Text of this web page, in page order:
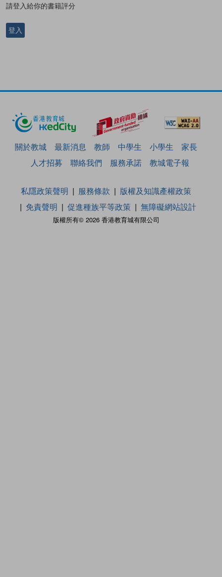
請登入給你的書籍評分
登入
關於教城 最新消息 教師 中學生 小學生
家長
人才招募
聯絡我們 服務承諾 教城電子報
版權所有© 2026 香港教育城有限公司
私隱政策聲明 服務條款
版權及知識產權政策
免責聲明
促進種族平等政策 無障礙網站設計